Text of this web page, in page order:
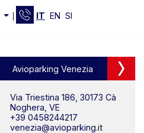
IT EN SI
Avioparking Venezia
Via Triestina 186, 30173 Cà
Noghera, VE
+39 0458244217
venezia@avioparking.it